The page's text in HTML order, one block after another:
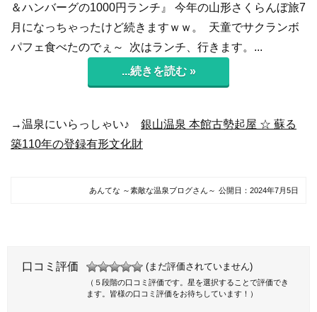
＆ハンバーグの1000円ランチ』 今年の山形さくらんぼ旅7
月になっちゃったけど続きますｗｗ。 天童でサクランボ
パフェ食べたのでぇ～ 次はランチ、行きます。...
...続きを読む »
→温泉にいらっしゃい♪ 銀山温泉 本館古勢起屋 ☆ 蘇る
築110年の登録有形文化財
あんてな ～素敵な温泉ブログさん～ 公開日： 2024年7月5日
口コミ評価 (まだ評価されていません)
（５段階の口コミ評価です。星を選択することで評価でき
ます。皆様の口コミ評価をお待ちしています！）